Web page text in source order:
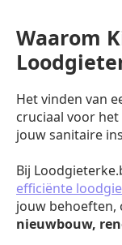
Waarom
Het vinden van
cruciaal voor
jouw sanitaire
Bij
efficiënte
jouw behoeften,
nieuwbouw,